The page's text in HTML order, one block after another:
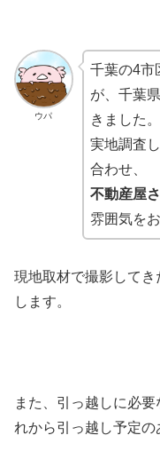
ウパ
千葉の4市
が、千葉
きました。
実地調査
合わせ、
不動産屋
雰囲気を
現地取材で撮影して
します。
また、引っ越しに必
れから引っ越し予定の